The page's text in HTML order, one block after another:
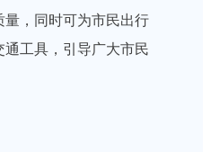
，同时可为市民出行
工具，引导广大市民